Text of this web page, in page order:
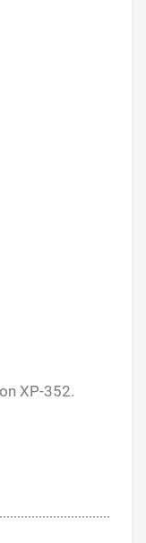
принтера
чернил.
чернил в
XP-352.